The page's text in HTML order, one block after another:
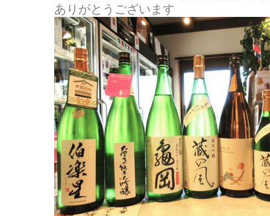
ありがとうございます